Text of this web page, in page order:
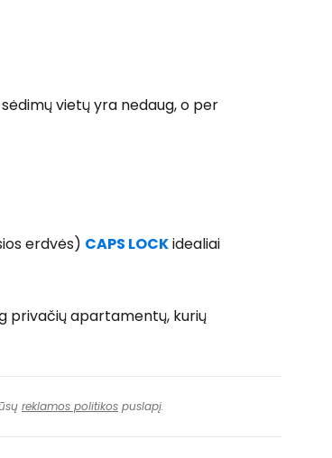
vietų yra nedaug, o per
erdvės) CAPS LOCKidealiai
privačių apartamentų, kurių
reklamos politikos puslapį.